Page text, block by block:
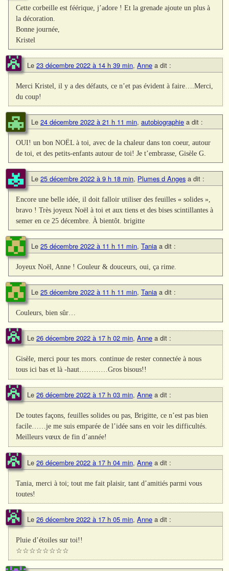
Cette corbeille est féérique, j’adore ! Et la grenade ajoute un plus à
la décoration.
Bonne journée,
Kristel
Le 23 décembre 2022 à 14 h 39 min, Anne a dit :
Merci Kristel, il y a des défauts, ce n’et pas évident à faire….Merci,
du coup!
Le 24 décembre 2022 à 21 h 11 min, autobiographie a dit :
OUI! un bon NOËL à toi, avec de la chaleur dans ton coeur, autour
de toi, et des petits-enfants autour de toi! Je t’embrasse, Gisèle G.
Le 25 décembre 2022 à 9 h 18 min, Plumes d Anges a dit :
Encore une belle idée, il doit falloir utiliser des feuilles « solides »,
bravo ! Très joyeux Noël à toi et aux tiens et des bises scintillantes à
semer en ce 25 décembre. À bientôt. brigitte
Le 25 décembre 2022 à 11 h 11 min, Tania a dit :
Joyeux Noël, Anne ! Couleur & douceurs, oui, ça rime.
Le 25 décembre 2022 à 11 h 11 min, Tania a dit :
Couleurs, bien sûr…
Le 26 décembre 2022 à 17 h 02 min, Anne a dit :
Gisèle, merci pour tes mors. continue de rester connectée à nous
tous ici bas et là -haut…………Gros bisous!!
Le 26 décembre 2022 à 17 h 03 min, Anne a dit :
De toutes façons, feuilles solides ou pas, Brigitte, ce n’est pas bien
facile……je me suis emparée de l’idée sans en voir les difficultés.
Meilleurs vœux de fin d’année!
Le 26 décembre 2022 à 17 h 04 min, Anne a dit :
Tania, merci à toi; tout me fait plaisir, tant d’amitiés parmi vous
toutes!
Le 26 décembre 2022 à 17 h 05 min, Anne a dit :
Pluie d’étoiles sur toi!!
☆☆☆☆☆☆☆☆